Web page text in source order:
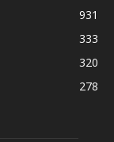
931
333
320
278